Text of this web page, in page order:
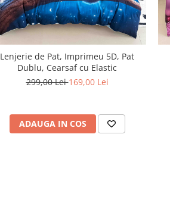
Lenjerie de Pat, Imprimeu 5D, Pat
Dublu, Cearsaf cu Elastic
299,00 Lei169,00 Lei
ADAUGA IN COS